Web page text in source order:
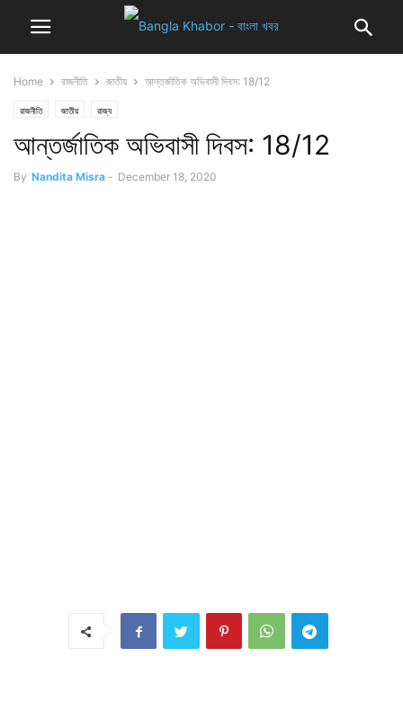
Home রাজনীতি জাতীয় আন্তর্জাতিক অভিবাসী দিবস: 18/12
রাজনীতি জাতীয় রাজ্য
আন্তর্জাতিক অভিবাসী দিবস: 18/12
By Nandita Misra - December 18, 2020